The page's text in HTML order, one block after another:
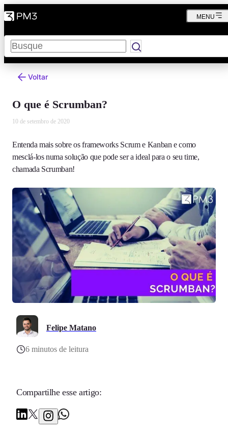
Pesquisar
MENU
Voltar
Felipe Matano
6 minutos de leitura
Compartilhe esse artigo:
O que é Scrumban?
10 de setembro de 2020
Entenda mais sobre os frameworks Scrum e Kanban e como
mesclá-los numa solução que pode ser a ideal para o seu time,
chamada Scrumban!